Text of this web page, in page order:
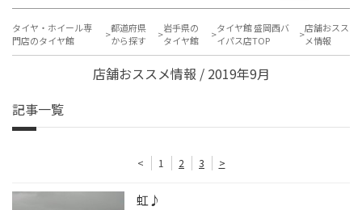
タイヤ・ホイール専
門店のタイヤ館
都道府県
から探す
岩手県の
タイヤ館
タイヤ館 盛岡西バ
イパス店TOP
店舗おスス
メ情報
店舗おススメ情報 / 2019年9月
記事一覧
< 1 2 3 >
虹♪